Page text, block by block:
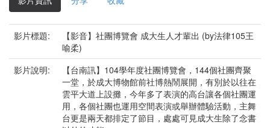
影片標題:
【影音】社團博覽會 成大生人才輩出 (by法律105王
喻柔)
影片說明:
【台南訊】104學年度社團博覽會，144個社團齊聚
一堂，於成大博物館前社博熱鬧展開，有別於以往在
雲平大道上設攤，今年多了表演的高台讓各個社團運
用，各個社團也運用空間表演或舉辦體驗活動，主舞
台更是兩天都排定了節目，處處可見成大生除了念書